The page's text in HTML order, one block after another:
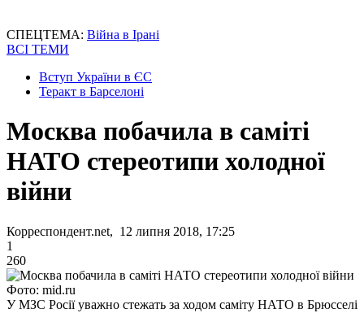
СПЕЦТЕМА: Війна в Ірані
ВСІ ТЕМИ
Вступ України в ЄС
Теракт в Барселоні
Москва побачила в саміті
НАТО стереотипи холодної
війни
Корреспондент.net, 12 липня 2018, 17:25
1
260
Фото: mid.ru
У МЗС Росії уважно стежать за ходом саміту НАТО в Брюсселі